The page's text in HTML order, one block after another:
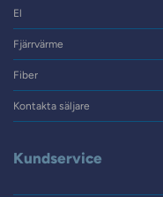
El
Fjärrvärme
Fiber
Kontakta säljare
Kundservice